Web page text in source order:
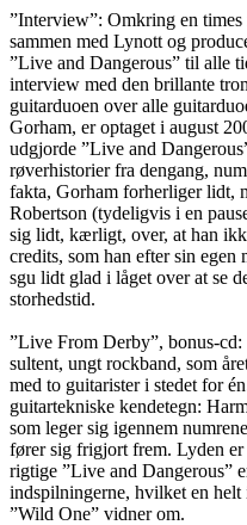
”Interview”: Omkring en
sammen med Lynott og
”Live and Dangerous” til alle
interview med den brillante
guitarduoen over alle
Gorham, er optaget i august
udgjorde ”Live and
røverhistorier fra dengang,
fakta, Gorham forherliger lidt,
Robertson (tydeligvis i en
sig lidt, kærligt, over, at han
credits, som han efter sin
sgu lidt glad i låget over at se
storhedstid.
”Live From Derby”, bonus-
sultent, ungt rockband, som
med to guitarister i stedet for
guitartekniske kendetegn:
som leger sig igennem
fører sig frigjort frem. Lyden er
rigtige ”Live and Dangerous”
indspilningerne, hvilket en
”Wild One” vidner om.